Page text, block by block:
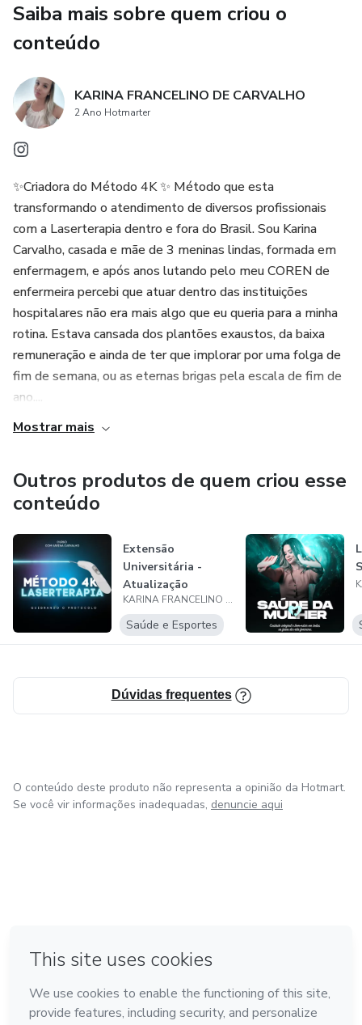
Saiba mais sobre quem criou o
conteúdo
KARINA FRANCELINO DE CARVALHO
2 Ano Hotmarter
✨Criadora do Método 4K ✨ Método que esta
transformando o atendimento de diversos profissionais
com a Laserterapia dentro e fora do Brasil. Sou Karina
Carvalho, casada e mãe de 3 meninas lindas, formada em
enfermagem, e após anos lutando pelo meu COREN de
enfermeira percebi que atuar dentro das instituições
hospitalares não era mais algo que eu queria para a minha
rotina. Estava cansada dos plantões exaustos, da baixa
remuneração e ainda de ter que implorar por uma folga de
fim de semana, ou as eternas brigas pela escala de fim de
ano....
Mostrar mais
Outros produtos de quem criou esse
conteúdo
Extensão
Universitária -
Atualização
Método 4K
KARINA FRANCELINO DE CARVALHO
Saúde e Esportes
Dúvidas frequentes
O conteúdo deste produto não representa a opinião da Hotmart.
Se você vir informações inadequadas, denuncie aqui
Feito com ❤ em Bogotá